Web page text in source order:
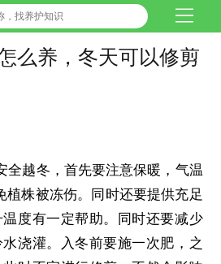
么养，冬天可以修剪
全越冬，首先要注意保暖，气温
株被冻伤。同时还要提供充足
度有一定帮助。同时还要减少
浇灌。入冬前要施一次肥，之